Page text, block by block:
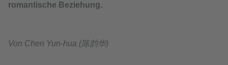
romantische Beziehung.
Von Chen Yun-hua (陈韵华)